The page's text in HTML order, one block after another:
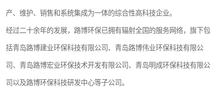
产、维护、销售和系统集成为一体的综合性高科技企业。
经过二十余年的发展，路博环保已拥有辐射全国的服务网络，旗下包
括青岛路博建业环保科技有限公司、青岛路博伟业环保科技有限公
司、青岛路博宏业环保技术开发有限公司、青岛明成环保科技有限公
司以及路博环保科技研发中心等子公司。